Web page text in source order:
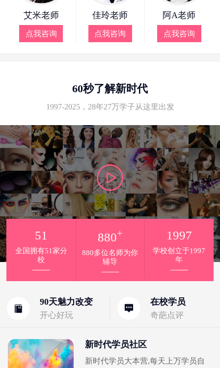
艾米老师
点我咨询
佳玲老师
点我咨询
阿A老师
点我咨询
60秒了解新时代
1997-2025，28年27万学子从这里出发
90天魅力改变
开心好玩
在校学员
奇葩点评
51
全国拥有51家分
校
880+
880多位名师为你
辅导
1997
学校创立于1997
年
新时代学员社区
新时代学员大本营,每天上万学员自